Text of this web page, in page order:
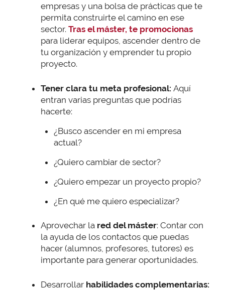
empresas y una bolsa de prácticas que te
permita construirte el camino en ese
sector. Tras el máster, te promocionas
para liderar equipos, ascender dentro de
tu organización y emprender tu propio
proyecto.
Tener clara tu meta profesional: Aquí
entran varias preguntas que podrías
hacerte:
¿Busco ascender en mi empresa
actual?
¿Quiero cambiar de sector?
¿Quiero empezar un proyecto propio?
¿En qué me quiero especializar?
Aprovechar la red del máster: Contar con
la ayuda de los contactos que puedas
hacer (alumnos, profesores, tutores) es
importante para generar oportunidades.
Desarrollar habilidades complementarias: